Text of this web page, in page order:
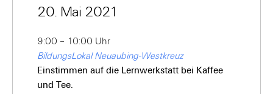
20. Mai 2021
9:00 – 10:00 Uhr
BildungsLokal Neuaubing-Westkreuz
Einstimmen auf die Lernwerkstatt bei Kaffee
und Tee.